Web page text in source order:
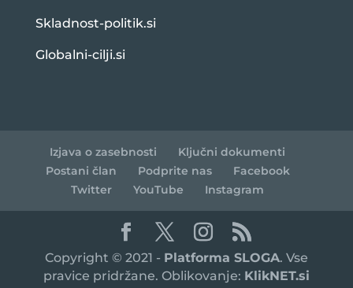
Skladnost-politik.si
Globalni-cilji.si
Izjava o zasebnosti
Ključni dokumenti
Postani član
Podprite nas
Facebook
Twitter
YouTube Instagram
Copyright © 2021 - Platforma SLOGA. Vse
pravice pridržane. Oblikovanje: KlikNET.si